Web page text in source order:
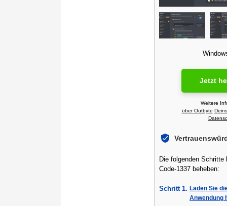
Jetzt
Weitere
über Outbyte
Die folgenden Schritte
Code-1337 beheben:
Schritt 1. Laden Sie
Anwendung